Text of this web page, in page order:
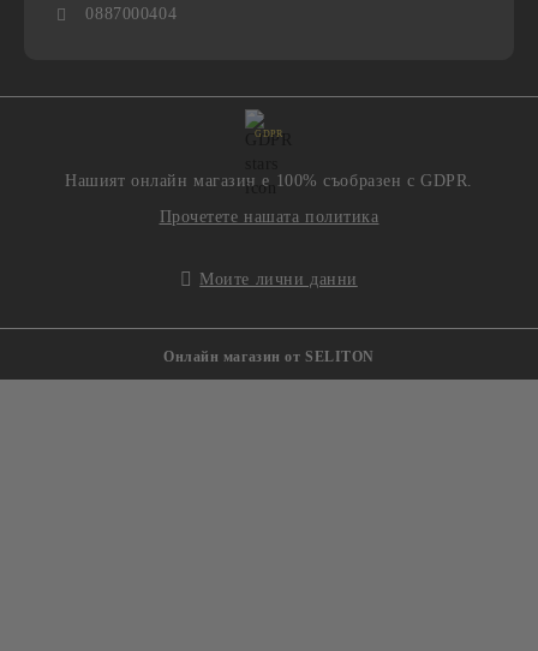
0887000404
GDPR
Нашият онлайн магазин е 100% съобразен с GDPR.
Прочетете нашата политика
Моите лични данни
Онлайн магазин от SELITON